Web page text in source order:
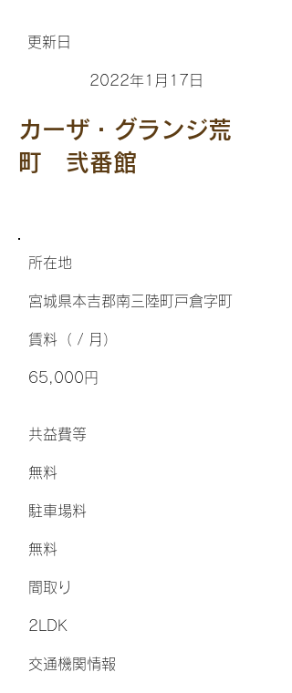
更新日
2022年1月17日
カーザ・グランジ荒
町 弐番館
所在地
宮城県本吉郡南三陸町戸倉字町
​賃料（ / 月）
65,000円
​共益費等
無料
​駐車場料
無料
間取り
2LDK
交通機関情報